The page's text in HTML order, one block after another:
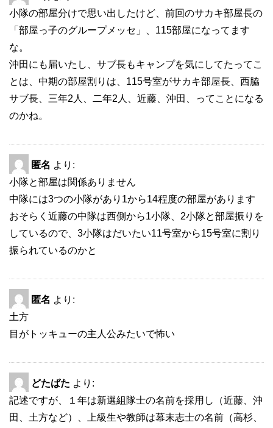
小隊の部屋分けで思い出したけど、前回のサカキ部屋長の
「部屋っ子のグループメッセ」、115部屋になってます
な。
沖田にも届いたし、サブ長もキャンプを気にしてたってこ
とは、中期の部屋割りは、115号室がサカキ部屋長、西脇
サブ長、三年2人、二年2人、近藤、沖田、ってことになる
のかね。
匿名 より:
小隊と部屋は関係ありません
中隊には3つの小隊があり1から14程度の部屋があります
おそらく近藤の中隊は西側から1小隊、2小隊と部屋振りを
しているので、3小隊はだいたい11号室から15号室に割り
振られているのかと
匿名 より:
土方
目がトッキューの主人公みたいで怖い
どたばた より:
記述ですが、１年は新選組隊士の名前を採用し（近藤、沖
田、土方など）、上級生や教師は幕末志士の名前（高杉、